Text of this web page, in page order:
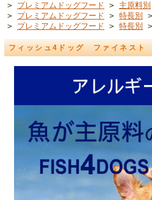
> プレミアムドッグフード > 主原料別
> プレミアムドッグフード > 特長別
> プレミアムドッグフード > 特長別
フィッシュ4ドッグ ファイネ